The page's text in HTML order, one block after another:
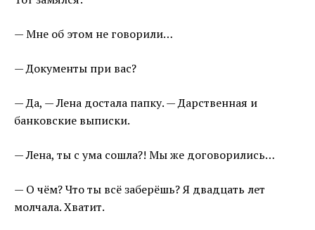
— Мне об этом не говорили…
— Документы при вас?
— Да, — Лена достала папку. — Дарственная и
банковские выписки.
— Лена, ты с ума сошла?! Мы же договорились…
— О чём? Что ты всё заберёшь? Я двадцать лет
молчала. Хватит.